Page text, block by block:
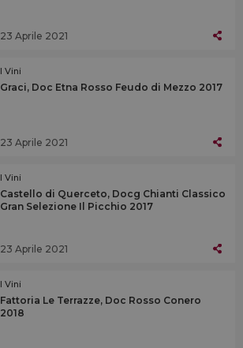
23 Aprile 2021
I Vini
Graci, Doc Etna Rosso Feudo di Mezzo 2017
23 Aprile 2021
I Vini
Castello di Querceto, Docg Chianti Classico
Gran Selezione Il Picchio 2017
23 Aprile 2021
I Vini
Fattoria Le Terrazze, Doc Rosso Conero
2018